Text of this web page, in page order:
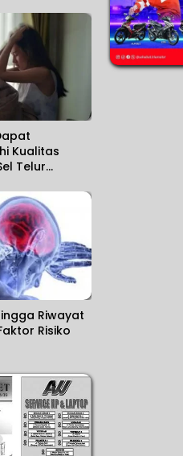
Kualitas
Telur
Riwayat
Risiko